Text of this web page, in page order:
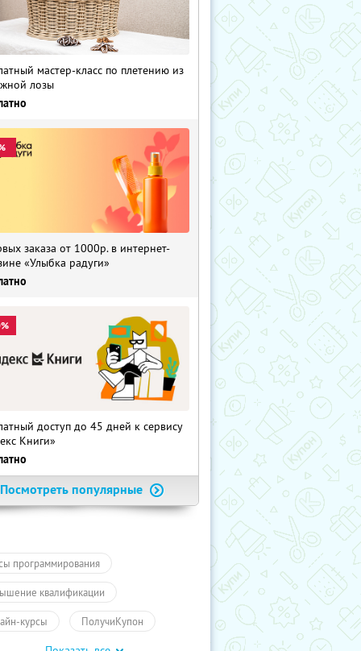
мастер-класс по плетению из
лозы
заказа от 1000р. в интернет-
«Улыбка радуги»
доступ до 45 дней к сервису
Книги»
Посмотреть популярные
программирования
квалификации
курсы ПолучиКупон